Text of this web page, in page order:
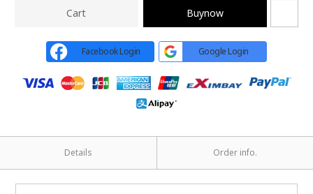
Cart Buynow
Facebook Login Google Login
Details Order info.